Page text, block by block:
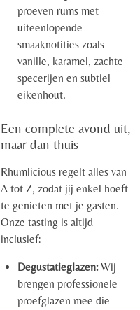
proeven rums met
uiteenlopende
smaaknotities zoals
vanille, karamel, zachte
specerijen en subtiel
eikenhout.
Een complete avond uit,
maar dan thuis
Rhumlicious regelt alles van
A tot Z, zodat jij enkel hoeft
te genieten met je gasten.
Onze tasting is altijd
inclusief:
Degustatieglazen:Wij
brengen professionele
proefglazen mee die